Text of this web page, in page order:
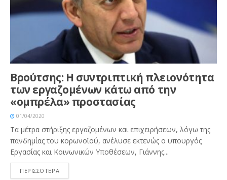
Βρούτσης: Η συντριπτική πλειονότητα
των εργαζομένων κάτω από την
«ομπρέλα» προστασίας
01/04/2020
Τα μέτρα στήριξης εργαζομένων και επιχειρήσεων, λόγω της
πανδημίας του κορωνοϊού, ανέλυσε εκτενώς ο υπουργός
Εργασίας και Κοινωνικών Υποθέσεων, Γιάννης...
ΠΕΡΙΣΣΟΤΕΡΑ